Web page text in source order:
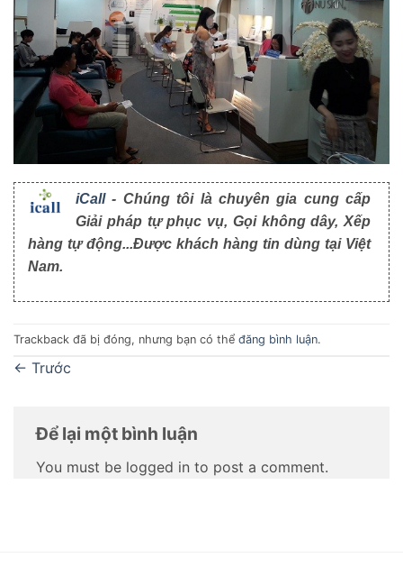
iCall- Chúng tôi là chuyên gia cung cấp
Giải pháp tự phục vụ, Gọi không dây, Xếp
hàng tự động...Được khách hàng tin dùng tại Việt
Nam.
Trackback đã bị đóng, nhưng bạn có thể đăng bình luận.
← Trước
Để lại một bình luận
You must be logged in to post a comment.